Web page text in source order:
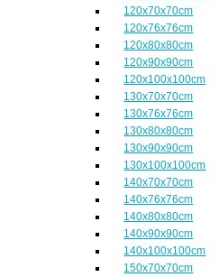
120x70x70cm
120x76x76cm
120x80x80cm
120x90x90cm
120x100x100cm
130x70x70cm
130x76x76cm
130x80x80cm
130x90x90cm
130x100x100cm
140x70x70cm
140x76x76cm
140x80x80cm
140x90x90cm
140x100x100cm
150x70x70cm